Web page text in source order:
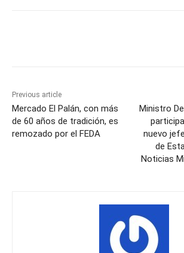
Previous article
Mercado El Palán, con más
de 60 años de tradición, es
remozado por el FEDA
Ministro
nuevo
de
Noticias